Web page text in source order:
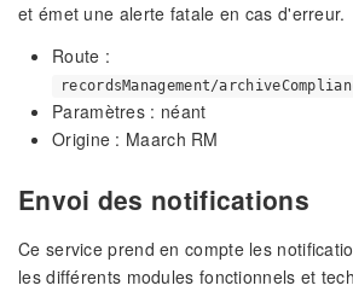
et émet une alerte fatale en cas d'erreur.
Route :
recordsManagement/
Paramètres : néant
Origine : Maarch RM
Envoi des notifications
Ce service prend en compte les
les différents modules fonctionnels et